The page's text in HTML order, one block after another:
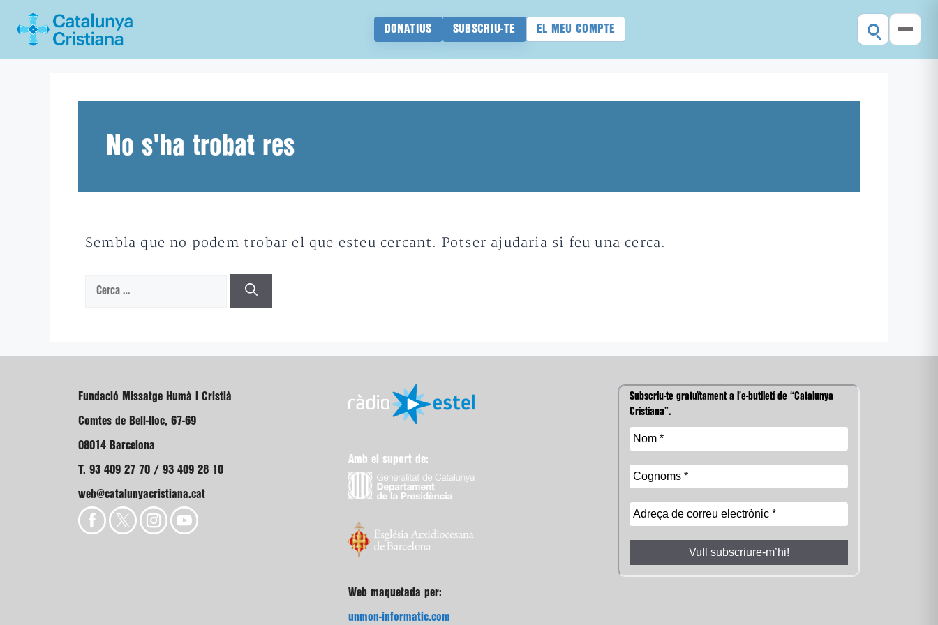
DONATIUS SUBSCRIU-TE EL MEU COMPTE
No s'ha trobat res
Sembla que no podem trobar el que esteu cercant. Potser ajudaria si feu una cerca.
Cerca:
Fundació Missatge Humà i Cristià
Comtes de Bell-lloc, 67-69
08014 Barcelona
T. 93 409 27 70 / 93 409 28 10
web@catalunyacristiana.cat
Amb el suport de:
Web maquetada per:
unmon-informatic.com
Subscriu-te gratuïtament a l’e-butlletí de “Catalunya
Cristiana”.